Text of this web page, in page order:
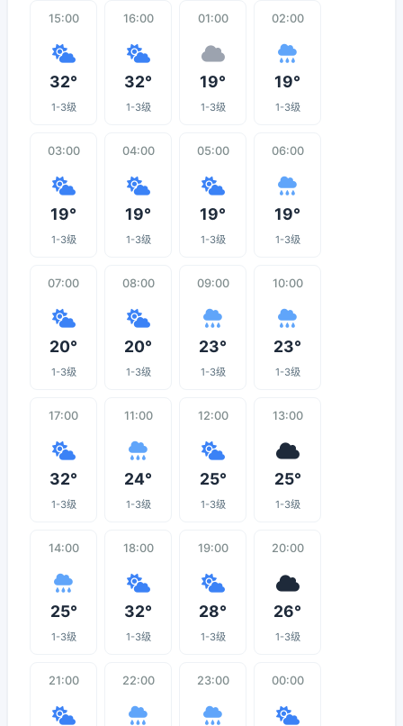
15:00
32°
1-3级
16:00
32°
1-3级
01:00
19°
1-3级
02:00
19°
1-3级
03:00
19°
1-3级
04:00
19°
1-3级
05:00
19°
1-3级
06:00
19°
1-3级
07:00
20°
1-3级
08:00
20°
1-3级
09:00
23°
1-3级
10:00
23°
1-3级
17:00
32°
1-3级
11:00
24°
1-3级
12:00
25°
1-3级
13:00
25°
1-3级
14:00
25°
1-3级
18:00
32°
1-3级
19:00
28°
1-3级
20:00
26°
1-3级
21:00 22:00 23:00 00:00